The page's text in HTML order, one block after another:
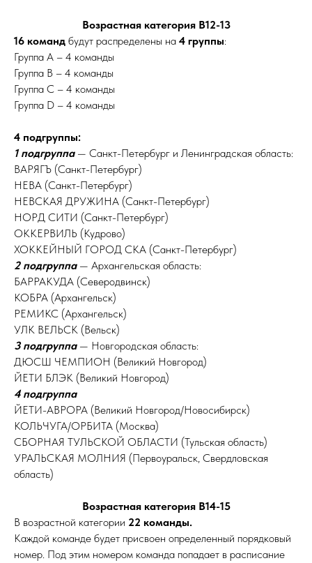
Возрастная категория В12-13
16 команд будут распределены на 4 группы:
Группа А – 4 команды
Группа В – 4 команды
Группа С – 4 команды
Группа D – 4 команды
4 подгруппы:
1 подгруппа— Санкт-Петербург и Ленинградская область:
ВАРЯГЪ (Санкт-Петербург)
НЕВА (Санкт-Петербург)
НЕВСКАЯ ДРУЖИНА (Санкт-Петербург)
НОРД СИТИ (Санкт-Петербург)
ОККЕРВИЛЬ (Кудрово)
ХОККЕЙНЫЙ ГОРОД СКА (Санкт-Петербург)
2 подгруппа— Архангельская область:
БАРРАКУДА (Северодвинск)
КОБРА (Архангельск)
РЕМИКС (Архангельск)
УЛК ВЕЛЬСК (Вельск)
3 подгруппа— Новгородская область:
ДЮСШ ЧЕМПИОН (Великий Новгород)
ЙЕТИ БЛЭК (Великий Новгород)
4 подгруппа
ЙЕТИ-АВРОРА (Великий Новгород/Новосибирск)
КОЛЬЧУГА/ОРБИТА (Москва)
СБОРНАЯ ТУЛЬСКОЙ ОБЛАСТИ (Тульская область)
УРАЛЬСКАЯ МОЛНИЯ (Первоуральск, Свердловская
область)
Возрастная категория В14-15
В возрастной категории 22 команды.
Каждой команде будет присвоен определенный порядковый
номер. Под этим номером команда попадает в расписание